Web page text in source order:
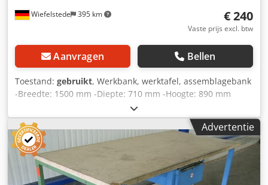
Wiefelstede 395 km € 240
Vaste prijs excl. btw
Aanvragen Bellen
Toestand: gebruikt, Werkbank, werktafel, assemblagebank
-Breedte: 1500 mm -Diepte: 710 mm -Hoogte: 890 mm
Dedpfx Ahed R N H Sjnswa -Dik werkblad: 50 mm -Lade: 1 -
Deur: 1 -Laden: 4 -Gewicht: 103 kg
Advertentie